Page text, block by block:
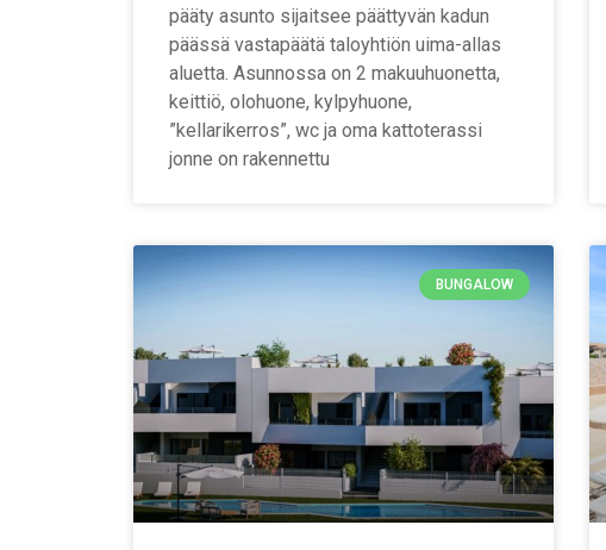
pääty asunto sijaitsee päättyvän kadun
päässä vastapäätä taloyhtiön uima-allas
aluetta. Asunnossa on 2 makuuhuonetta,
keittiö, olohuone, kylpyhuone,
”kellarikerros”, wc ja oma kattoterassi
jonne on rakennettu
BUNGALOW